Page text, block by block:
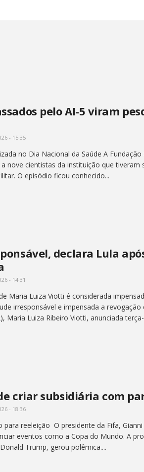
pelo AI-5 viram
- 15:35
no Dia Nacional da Saúde A
nove cientistas da instituição que
O episódio ficou conhecido...
declara Lula
- 14:31
Maria Luiza Viotti é considerada
irresponsável e impensada a
Maria Luiza Ribeiro Viotti, anunciada
criar subsidiária com
- 18:36
para reeleição O presidente da Fifa,
eventos como a Copa do Mundo. A
Trump, gerou polêmica....